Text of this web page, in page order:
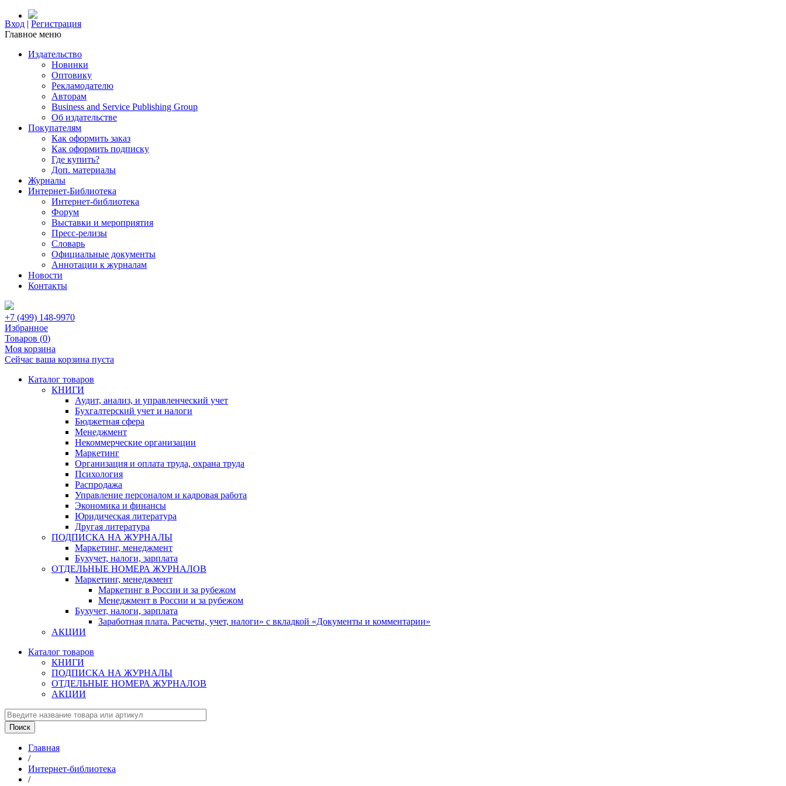
Вход | Регистрация
Главное меню
Издательство
Новинки
Оптовику
Рекламодателю
Авторам
Business and Service Publishing Group
Об издательстве
Покупателям
Как оформить заказ
Как оформить подписку
Где купить?
Доп. материалы
Журналы
Интернет-Библиотека
Интернет-библиотека
Форум
Выставки и мероприятия
Пресс-релизы
Словарь
Официальные документы
Аннотации к журналам
Новости
Контакты
+7 (499) 148-9970
Избранное
Товаров (0)
Моя корзина
Сейчас ваша корзина пуста
Каталог товаров
КНИГИ
Аудит, анализ, и управленческий учет
Бухгалтерский учет и налоги
Бюджетная сфера
Менеджмент
Некоммерческие организации
Маркетинг
Организация и оплата труда, охрана труда
Психология
Распродажа
Управление персоналом и кадровая работа
Экономика и финансы
Юридическая литература
Другая литература
ПОДПИСКА НА ЖУРНАЛЫ
Маркетинг, менеджмент
Бухучет, налоги, зарплата
ОТДЕЛЬНЫЕ НОМЕРА ЖУРНАЛОВ
Маркетинг, менеджмент
Маркетинг в России и за рубежом
Менеджмент в России и за рубежом
Бухучет, налоги, зарплата
Заработная плата. Расчеты, учет, налоги» с вкладкой «Документы и комментарии»
АКЦИИ
Каталог товаров
КНИГИ
ПОДПИСКА НА ЖУРНАЛЫ
ОТДЕЛЬНЫЕ НОМЕРА ЖУРНАЛОВ
АКЦИИ
Главная
/
Интернет-библиотека
/